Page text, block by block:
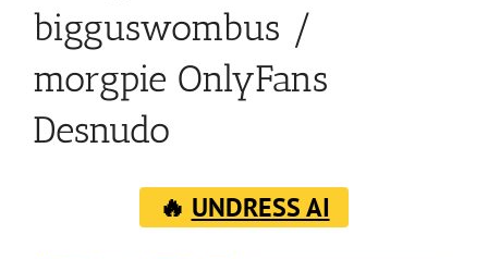
bigguswombus /
morgpie OnlyFans
Desnudo
🔥 UNDRESS AI